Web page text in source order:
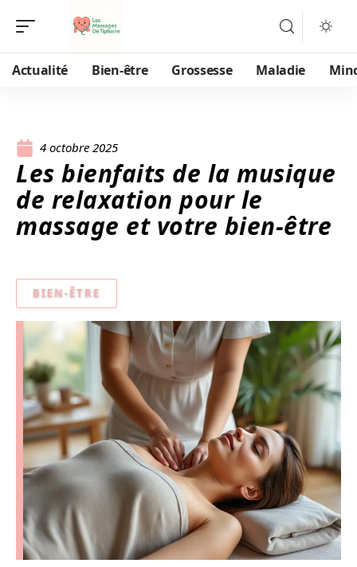
Actualité Bien-être Grossesse Maladie
4 octobre 2025
Les bienfaits de la musique
de relaxation pour le
massage et votre bien-être
BIEN-ÊTRE